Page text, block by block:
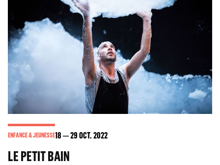
ENFANCE & JEUNESSE18 29OCT. 2022
LE PETIT BAIN